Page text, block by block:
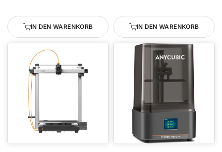
IN DEN WARENKORB IN DEN WARENKORB